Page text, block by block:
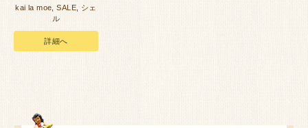
kai la moe ,SALE, シェ
ル
詳細へ